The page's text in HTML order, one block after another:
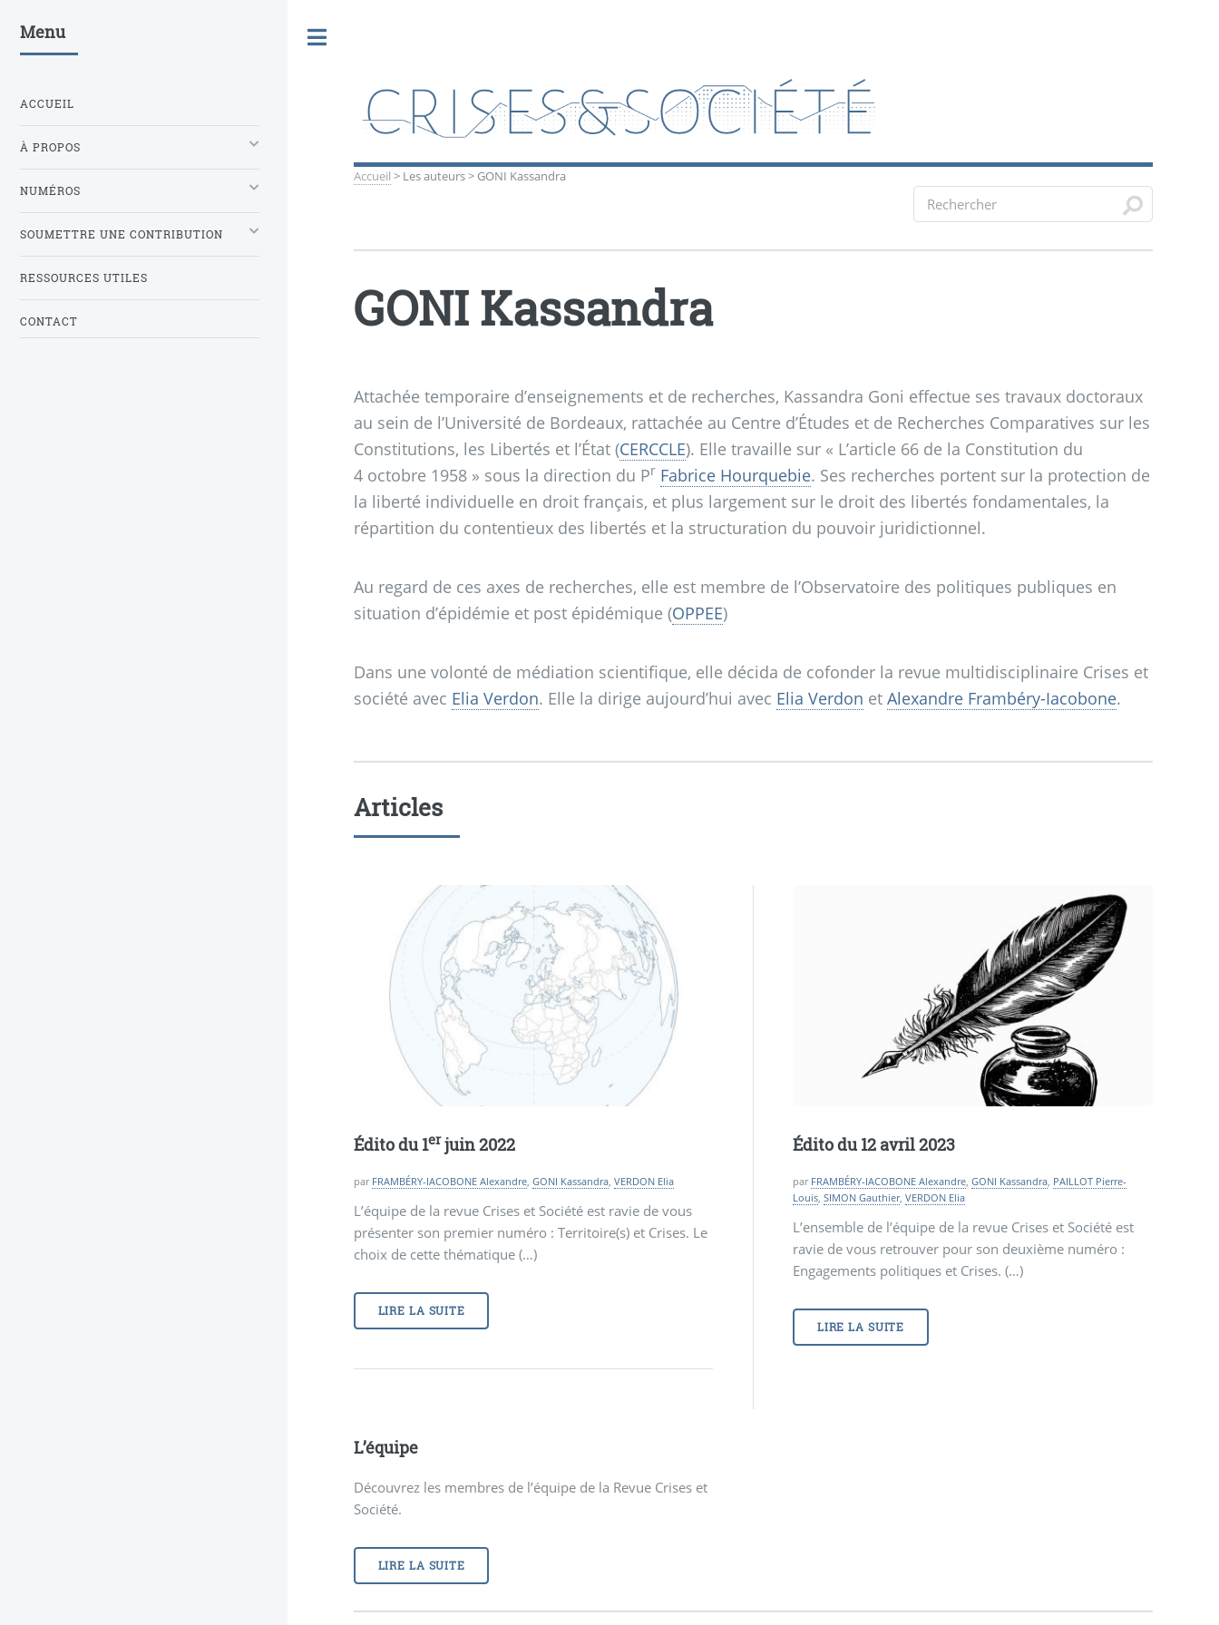
Accueil > Les auteurs> GONI Kassandra
GONI Kassandra
Attachée temporaire d’enseignements et de recherches, Kassandra Goni effectue ses travaux doctoraux
au sein de l’Université de Bordeaux, rattachée au Centre d’Études et de Recherches Comparatives sur les
Constitutions, les Libertés et l’État (CERCCLE). Elle travaille sur « L’article 66 de la Constitution du
4 octobre 1958 » sous la direction du Pr Fabrice Hourquebie. Ses recherches portent sur la protection de
la liberté individuelle en droit français, et plus largement sur le droit des libertés fondamentales, la
répartition du contentieux des libertés et la structuration du pouvoir juridictionnel.
Au regard de ces axes de recherches, elle est membre de l’Observatoire des politiques publiques en
situation d’épidémie et post épidémique (OPPEE)
Dans une volonté de médiation scientifique, elle décida de cofonder la revue multidisciplinaire Crises et
société avec Elia Verdon. Elle la dirige aujourd’hui avec Elia Verdon etAlexandre Frambéry-Iacobone.
Articles
Édito du 1erjuin 2022
par FRAMBÉRY-IACOBONE Alexandre,GONI Kassandra,VERDON Elia
L’équipe de la revue Crises et Société est ravie de vous
présenter son premier numéro : Territoire(s) et Crises. Le
choix de cette thématique (…)
LIRE LA SUITE
Édito du 12 avril 2023
par FRAMBÉRY-IACOBONE Alexandre,GONI Kassandra, PAILLOT Pierre-
Louis,SIMON Gauthier,VERDON Elia
L’ensemble de l’équipe de la revue Crises et Société est
ravie de vous retrouver pour son deuxième numéro :
Engagements politiques et Crises. (…)
LIRE LA SUITE
L’équipe
Découvrez les membres de l’équipe de la Revue Crises et
Société.
LIRE LA SUITE
Menu
ACCUEIL
À PROPOS
NUMÉROS
SOUMETTRE UNE CONTRIBUTION
RESSOURCES UTILES
CONTACT